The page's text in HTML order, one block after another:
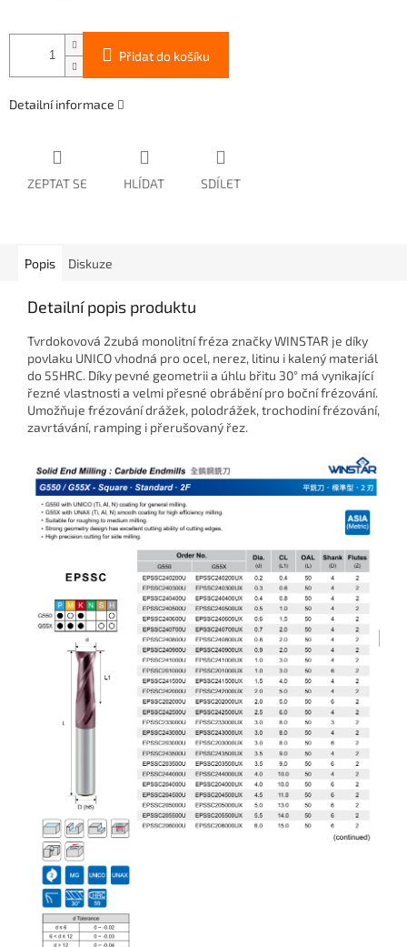
Přidat do košíku
Detailní informace
ZEPTAT SE HLÍDAT SDÍLET
Popis Diskuze
Detailní popis produktu
Tvrdokovová 2zubá monolitní fréza značky WINSTAR je díky
povlaku UNICO vhodná pro ocel, nerez, litinu i kalený materiál
do 55HRC. Díky pevné geometrii a úhlu břitu 30° má vynikající
řezné vlastnosti a velmi přesné obrábění pro boční frézování.
Umožňuje frézování drážek, polodrážek, trochodiní frézování,
zavrtávání, ramping i přerušovaný řez.